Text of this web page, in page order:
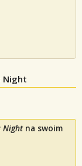
Night
Nightna swoim